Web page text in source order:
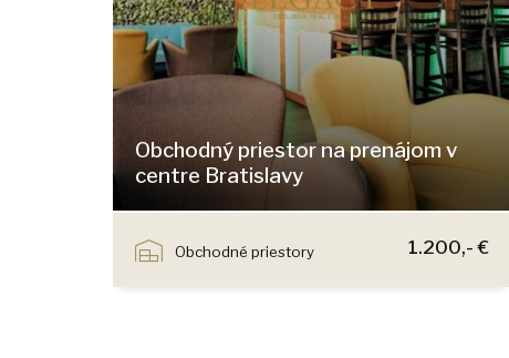
Obchodný priestor na prenájom v
centre Bratislavy
Obchodné priestory
1.200,- €